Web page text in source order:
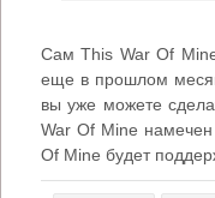
Сам This War Of
еще в прошлом
вы уже можете
War Of Mine
Of Mine будет